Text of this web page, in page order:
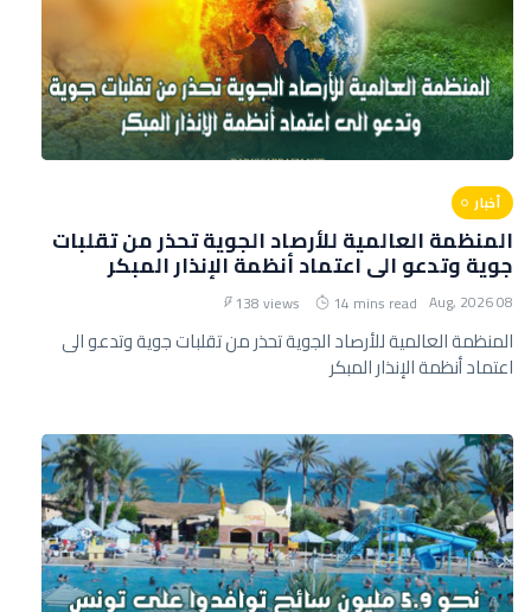
أخبار
المنظمة العالمية للأرصاد الجوية تحذر من تقلبات
جوية وتدعو الى اعتماد أنظمة الإنذار المبكر
08 Aug, 2026
14 mins read
138 views
المنظمة العالمية للأرصاد الجوية تحذر من تقلبات جوية وتدعو الى
اعتماد أنظمة الإنذار المبكر